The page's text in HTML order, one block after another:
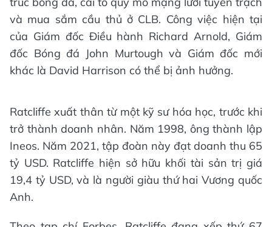
và mua sắm cầu thủ ở CLB. Công việc hiện tại
của Giám đốc Điều hành Richard Arnold, Giám
đốc Bóng đá John Murtough và Giám đốc mới
khác là David Harrison có thể bị ảnh hưởng.
Ratcliffe xuất thân từ một kỹ sư hóa học, trước khi
trở thành doanh nhân. Năm 1998, ông thành lập
Ineos. Năm 2021, tập đoàn này đạt doanh thu 65
tỷ USD. Ratcliffe hiện sở hữu khối tài sản trị giá
19,4 tỷ USD, và là người giàu thứ hai Vương quốc
Anh.